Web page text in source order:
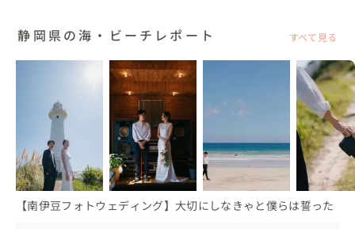
静岡県の海・ビーチレポート すべて見る
【南伊豆フォトウェディング】大切にしなきゃと僕らは誓った